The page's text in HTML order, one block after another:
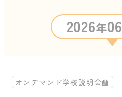
2026年06
オンデマンド学校説明会🏫